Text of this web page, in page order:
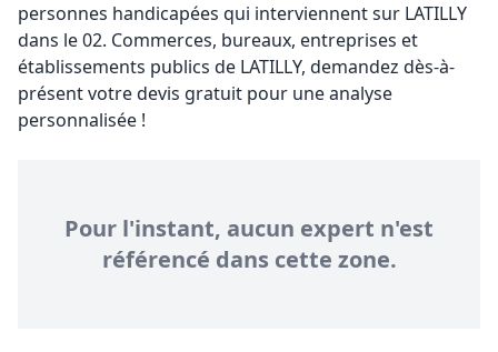
personnes handicapées qui interviennent sur LATILLY
dans le 02. Commerces, bureaux, entreprises et
établissements publics de LATILLY, demandez dès-à-
présent votre devis gratuit pour une analyse
personnalisée !
Pour l'instant, aucun expert n'est
référencé dans cette zone.